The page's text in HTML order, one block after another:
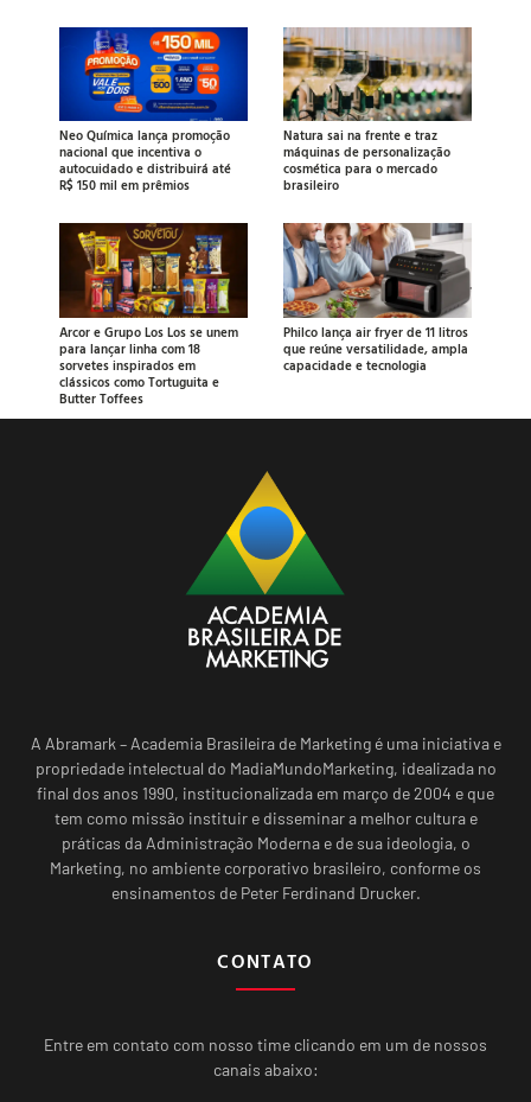
Neo Química lança promoção
nacional que incentiva o
autocuidado e distribuirá até
R$ 150 mil em prêmios
Natura sai na frente e traz
máquinas de personalização
cosmética para o mercado
brasileiro
Arcor e Grupo Los Los se unem
para lançar linha com 18
sorvetes inspirados em
clássicos como Tortuguita e
Butter Toffees
Philco lança air fryer de 11 litros
que reúne versatilidade, ampla
capacidade e tecnologia
A Abramark – Academia Brasileira de Marketing é uma iniciativa e
propriedade intelectual do MadiaMundoMarketing, idealizada no
final dos anos 1990, institucionalizada em março de 2004 e que
tem como missão instituir e disseminar a melhor cultura e
práticas da Administração Moderna e de sua ideologia, o
Marketing, no ambiente corporativo brasileiro, conforme os
ensinamentos de Peter Ferdinand Drucker.
CONTATO
Entre em contato com nosso time clicando em um de nossos
canais abaixo: